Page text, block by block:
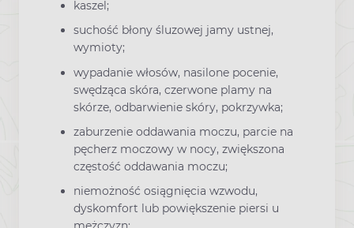
kaszel;
suchość błony śluzowej jamy ustnej,
wymioty;
wypadanie włosów, nasilone pocenie,
swędząca skóra, czerwone plamy na
skórze, odbarwienie skóry, pokrzywka;
zaburzenie oddawania moczu, parcie na
pęcherz moczowy w nocy, zwiększona
częstość oddawania moczu;
niemożność osiągnięcia wzwodu,
dyskomfort lub powiększenie piersi u